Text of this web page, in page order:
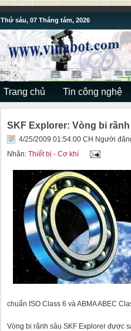
Thứ sáu, 07 Tháng tám, 2026
Trang chủ Tin công nghệ
SKF Explorer: Vòng bi
4/25/2009 01:54:00 CH Người
Nhãn: Thiết bị - Cơ khí
chuẩn ISO Class 6 và ABMA ABEC
Vòng bi rãnh sâu SKF Explorer được